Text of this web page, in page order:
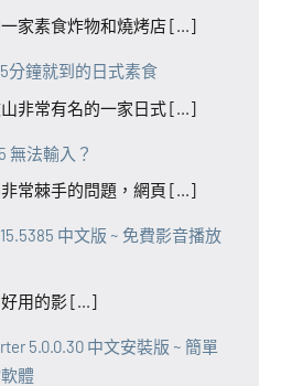
一家素食炸物和燒烤店 [...]
分鐘就到的日式素食
山非常有名的一家日式 [...]
無法輸入？
常棘手的問題，網頁 [...]
中文版 ~ 免費影音播放
好用的影 [...]
5.0.0.30 中文安裝版 ~ 簡單
體